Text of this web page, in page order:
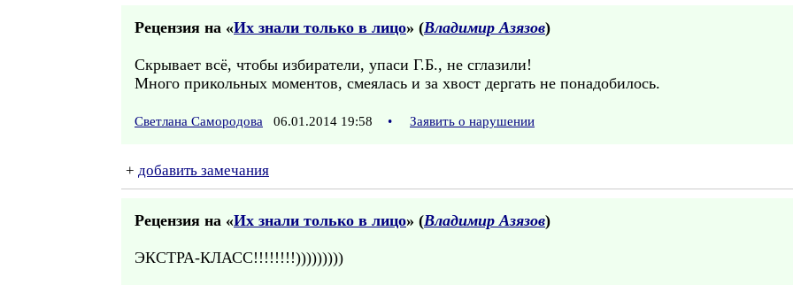
Рецензия на «Их знали только в лицо» (Владимир Азязов)
Скрывает всё, чтобы избиратели, упаси Г.Б., не сглазили!
Много прикольных моментов, смеялась и за хвост дергать не понадобилось.
Светлана Самородова 06.01.2014 19:58 • Заявить о нарушении
+ добавить замечания
Рецензия на «Их знали только в лицо» (Владимир Азязов)
ЭКСТРА-КЛАСС!!!!!!!!)))))))))